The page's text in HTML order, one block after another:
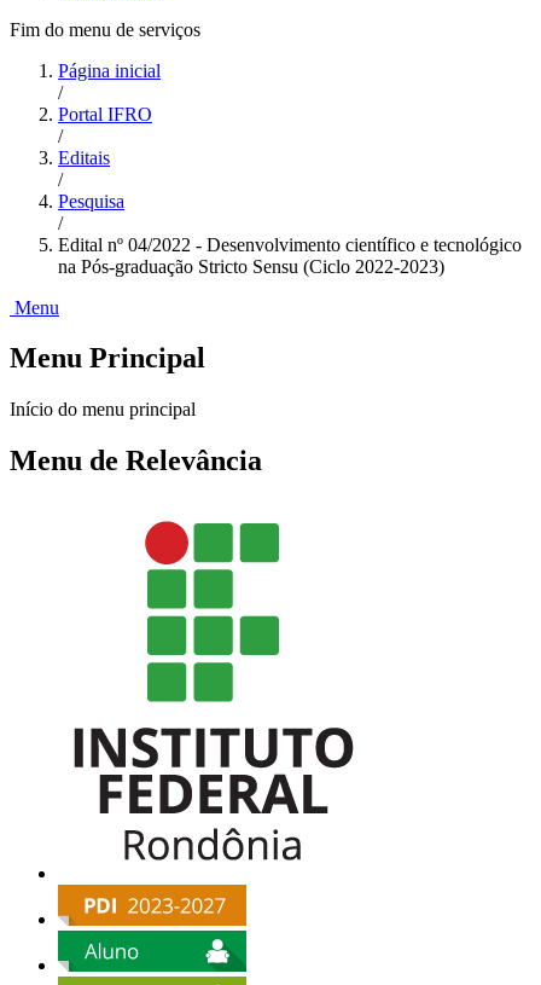
Fim do menu de serviços
Página inicial
/
Portal IFRO
/
Editais
/
Pesquisa
/
Edital nº 04/2022 - Desenvolvimento científico e tecnológico
na Pós-graduação Stricto Sensu (Ciclo 2022-2023)
Menu
Menu Principal
Início do menu principal
Menu de Relevância